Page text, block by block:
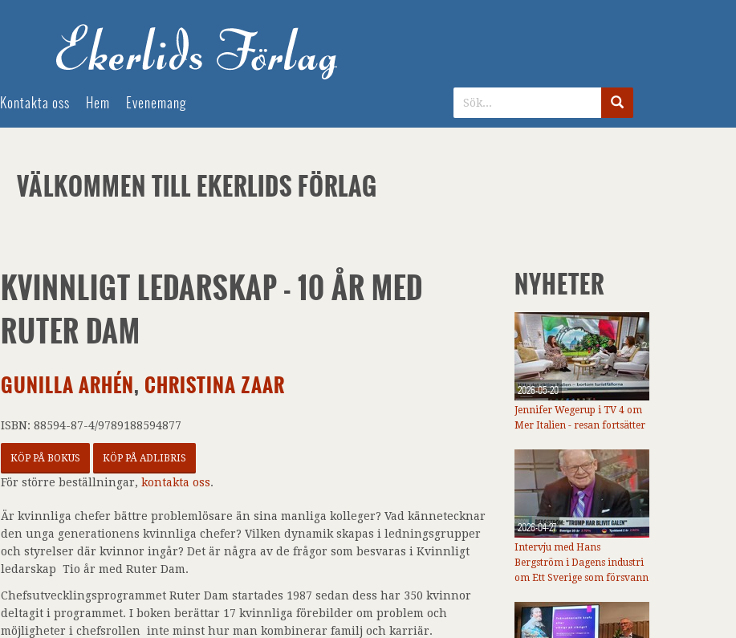
Kontakta oss Hem Evenemang
VÄLKOMMEN TILL EKERLIDS FÖRLAG
KVINNLIGT LEDARSKAP - 10 ÅR MED
RUTER DAM
GUNILLA ARHÉN, CHRISTINA ZAAR
ISBN: 88594-87-4/9789188594877
KÖP PÅ BOKUS KÖP PÅ ADLIBRIS
För större beställningar, kontakta oss.
Är kvinnliga chefer bättre problemlösare än sina manliga kolleger? Vad kännetecknar
den unga generationens kvinnliga chefer? Vilken dynamik skapas i ledningsgrupper
och styrelser där kvinnor ingår? Det är några av de frågor som besvaras i Kvinnligt
ledarskap  Tio år med Ruter Dam.
Chefsutvecklingsprogrammet Ruter Dam startades 1987 sedan dess har 350 kvinnor
deltagit i programmet. I boken berättar 17 kvinnliga förebilder om problem och
möjligheter i chefsrollen  inte minst hur man kombinerar familj och karriär.
NYHETER
2026-05-20
Jennifer Wegerup i TV 4 om
Mer Italien - resan fortsätter
2026-04-27
Intervju med Hans
Bergström i Dagens industri
om Ett Sverige som försvann